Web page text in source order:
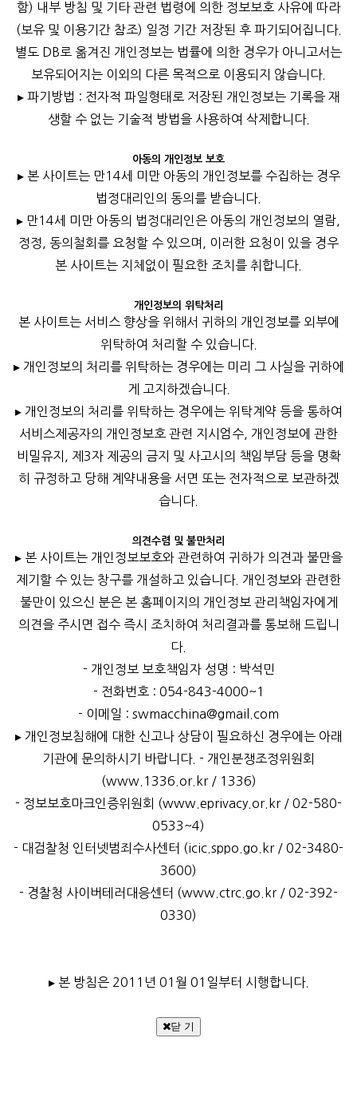
함) 내부 방침 및 기타 관련 법령에 의한 정보보호 사유에 따라
(보유 및 이용기간 참조) 일정 기간 저장된 후 파기되어집니다.
별도 DB로 옮겨진 개인정보는 법률에 의한 경우가 아니고서는
보유되어지는 이외의 다른 목적으로 이용되지 않습니다.
▸ 파기방법 : 전자적 파일형태로 저장된 개인정보는 기록을 재
생할 수 없는 기술적 방법을 사용하여 삭제합니다.
아동의 개인정보 보호
▸ 본 사이트는 만14세 미만 아동의 개인정보를 수집하는 경우
법정대리인의 동의를 받습니다.
▸ 만14세 미만 아동의 법정대리인은 아동의 개인정보의 열람,
정정, 동의철회를 요청할 수 있으며, 이러한 요청이 있을 경우
본 사이트는 지체없이 필요한 조치를 취합니다.
개인정보의 위탁처리
본 사이트는 서비스 향상을 위해서 귀하의 개인정보를 외부에
위탁하여 처리할 수 있습니다.
▸ 개인정보의 처리를 위탁하는 경우에는 미리 그 사실을 귀하에
게 고지하겠습니다.
▸ 개인정보의 처리를 위탁하는 경우에는 위탁계약 등을 통하여
서비스제공자의 개인정보호 관련 지시엄수, 개인정보에 관한
비밀유지, 제3자 제공의 금지 및 사고시의 책임부담 등을 명확
히 규정하고 당해 계약내용을 서면 또는 전자적으로 보관하겠
습니다.
의견수렴 및 불만처리
▸ 본 사이트는 개인정보보호와 관련하여 귀하가 의견과 불만을
제기할 수 있는 창구를 개설하고 있습니다. 개인정보와 관련한
불만이 있으신 분은 본 홈페이지의 개인정보 관리책임자에게
의견을 주시면 접수 즉시 조치하여 처리결과를 통보해 드립니
다.
- 개인정보 보호책임자 성명 : 박석민
- 전화번호 : 054-843-4000~1
- 이메일 : swmacchina@gmail.com
▸ 개인정보침해에 대한 신고나 상담이 필요하신 경우에는 아래
기관에 문의하시기 바랍니다. - 개인분쟁조정위원회
(www.1336.or.kr / 1336)
- 정보보호마크인증위원회 (www.eprivacy.or.kr / 02-580-
0533~4)
- 대검찰청 인터넷범죄수사센터 (icic.sppo.go.kr / 02-3480-
3600)
- 경찰청 사이버테러대응센터 (www.ctrc.go.kr / 02-392-
0330)
▸ 본 방침은 2011년 01월 01일부터 시행합니다.
닫 기